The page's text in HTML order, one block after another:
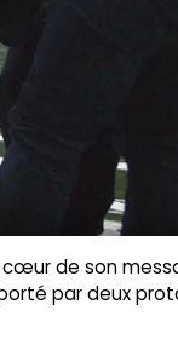
de son
par deux